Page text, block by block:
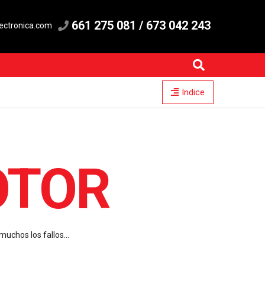
661 275 081 / 673 042 243
Indice
los fallos...